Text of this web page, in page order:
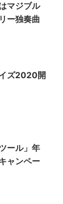
マジブル
ー独奏曲
ズ2020開
ール」年
ャンペー